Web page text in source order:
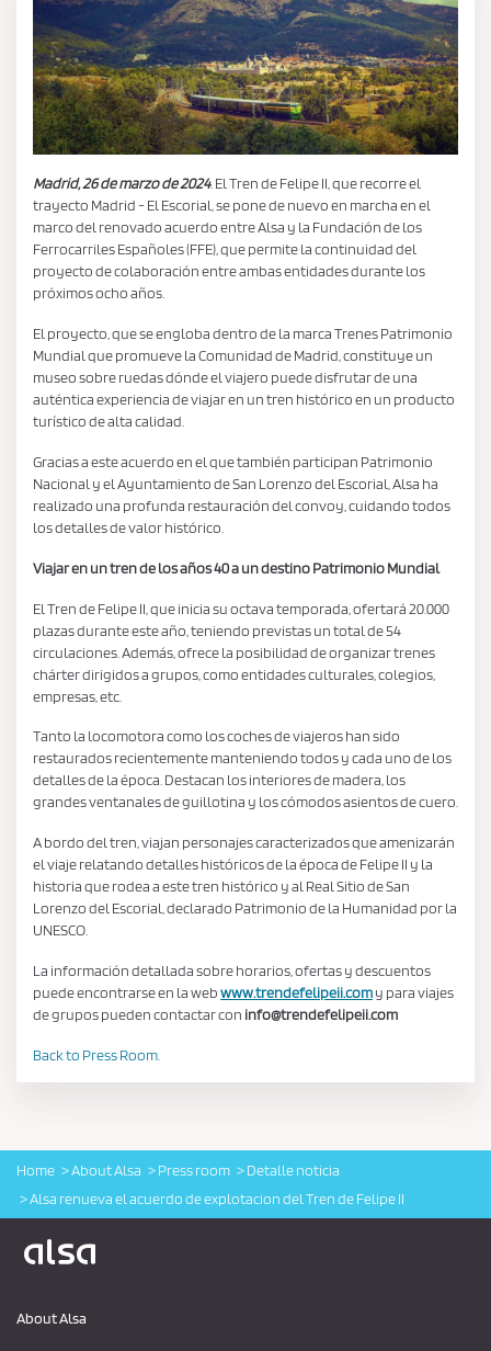
Madrid, 26 de marzo de 2024. El Tren de Felipe II, que recorre el
trayecto Madrid - El Escorial, se pone de nuevo en marcha en el
marco del renovado acuerdo entre Alsa y la Fundación de los
Ferrocarriles Españoles (FFE), que permite la continuidad del
proyecto de colaboración entre ambas entidades durante los
próximos ocho años.
El proyecto, que se engloba dentro de la marca Trenes Patrimonio
Mundial que promueve la Comunidad de Madrid, constituye un
museo sobre ruedas dónde el viajero puede disfrutar de una
auténtica experiencia de viajar en un tren histórico en un producto
turístico de alta calidad.
Gracias a este acuerdo en el que también participan Patrimonio
Nacional y el Ayuntamiento de San Lorenzo del Escorial, Alsa ha
realizado una profunda restauración del convoy, cuidando todos
los detalles de valor histórico.
Viajar en un tren de los años 40 a un destino Patrimonio Mundial
El Tren de Felipe II, que inicia su octava temporada, ofertará 20.000
plazas durante este año, teniendo previstas un total de 54
circulaciones. Además, ofrece la posibilidad de organizar trenes
chárter dirigidos a grupos, como entidades culturales, colegios,
empresas, etc.
Tanto la locomotora como los coches de viajeros han sido
restaurados recientemente manteniendo todos y cada uno de los
detalles de la época. Destacan los interiores de madera, los
grandes ventanales de guillotina y los cómodos asientos de cuero.
A bordo del tren, viajan personajes caracterizados que amenizarán
el viaje relatando detalles históricos de la época de Felipe II y la
historia que rodea a este tren histórico y al Real Sitio de San
Lorenzo del Escorial, declarado Patrimonio de la Humanidad por la
UNESCO.
La información detallada sobre horarios, ofertas y descuentos
puede encontrarse en la webwww.trendefelipeii.comy para viajes
de grupos pueden contactar con info@trendefelipeii.com
Back to Press Room.
Home About Alsa Press room
Detalle noticia
Alsa renueva el acuerdo de explotacion del Tren de Felipe II
About Alsa
Logo Alsa